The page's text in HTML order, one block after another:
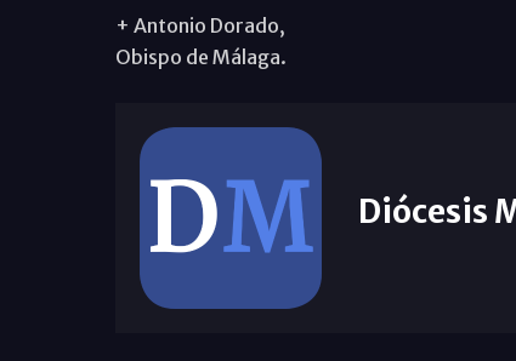
+ Antonio Dorado,
Obispo de Málaga.
Diócesis